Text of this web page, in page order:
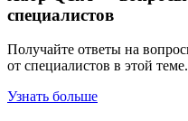
специалистов
Получайте ответы на
от специалистов в этой теме.
Узнать больше